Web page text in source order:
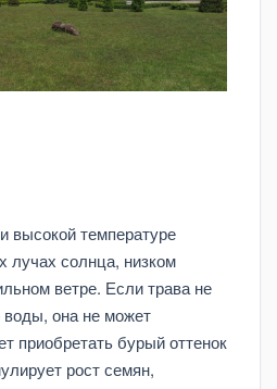
высокой температуре
лучах солнца, низком
ветре. Если трава не
воды, она не может
приобретать бурый оттенок
рост семян,